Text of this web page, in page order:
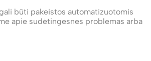
būti pakeistos automatizuotomis
apie sudėtingesnes problemas arba